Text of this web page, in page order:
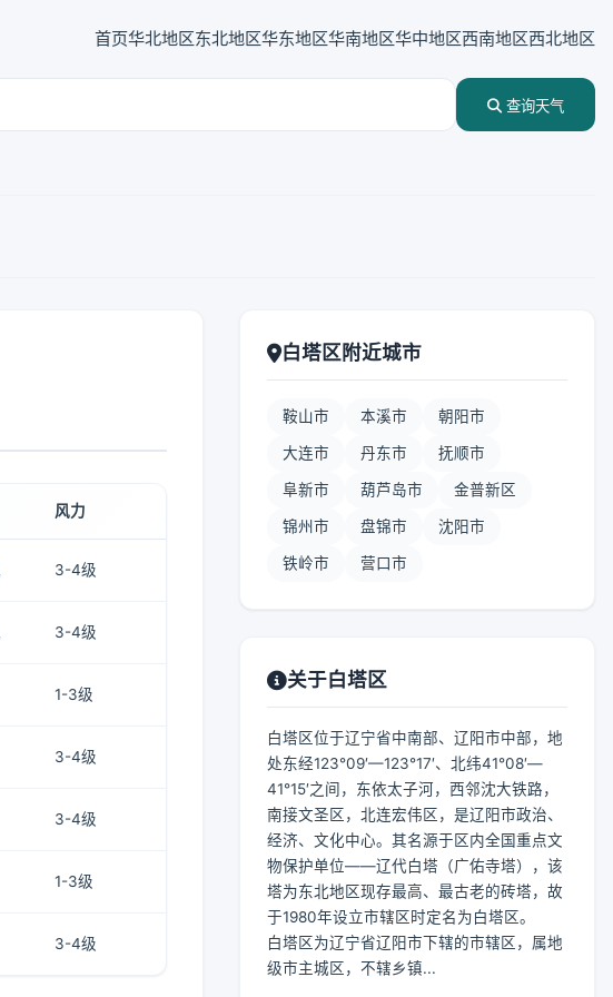
首页华北地区东北地区华东地区华南地区华中地区西南地区西北地区
查询天气
风力
3-4级
3-4级
1-3级
3-4级
3-4级
1-3级
3-4级
白塔区附近城市
鞍山市 本溪市 朝阳市
大连市 丹东市 抚顺市
阜新市 葫芦岛市 金普新区
锦州市 盘锦市 沈阳市
铁岭市 营口市
关于白塔区
白塔区位于辽宁省中南部、辽阳市中部，地
处东经123°09′—123°17′、北纬41°08′—
41°15′之间，东依太子河，西邻沈大铁路，
南接文圣区，北连宏伟区，是辽阳市政治、
经济、文化中心。其名源于区内全国重点文
物保护单位——辽代白塔（广佑寺塔），该
塔为东北地区现存最高、最古老的砖塔，故
于1980年设立市辖区时定名为白塔区。
白塔区为辽宁省辽阳市下辖的市辖区，属地
级市主城区，不辖乡镇...